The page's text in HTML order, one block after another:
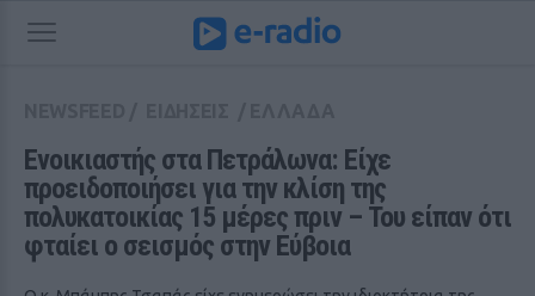
Ενοικιαστής στα Πετράλωνα: Είχε
προειδοποιήσει για την κλίση της
πολυκατοικίας 15 μέρες πριν – Του είπαν ότι
φταίει ο σεισμός στην Εύβοια